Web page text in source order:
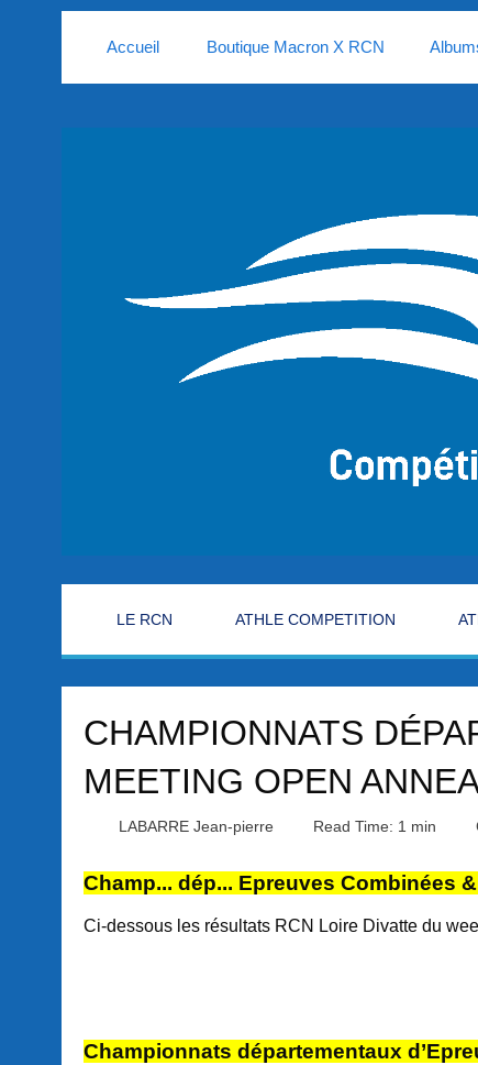
Accueil Boutique Macron X RCN
LE RCN ATHLE COMPETITION
CHAMPIONNATS
MEETING OPEN
LABARRE Jean-pierre Read Time: 1 min
Champ... dép... Epreuves Combinées &
Ci-dessous les résultats
Championnats départementaux